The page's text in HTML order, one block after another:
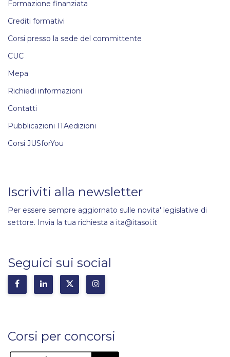
Formazione finanziata
Crediti formativi
Corsi presso la sede del committente
CUC
Mepa
Richiedi informazioni
Contatti
Pubblicazioni ITAedizioni
Corsi JUSforYou
Iscriviti alla newsletter
Per essere sempre aggiornato sulle novita' legislative di
settore. Invia la tua richiesta a ita@itasoi.it
Seguici sui social
Corsi per concorsi